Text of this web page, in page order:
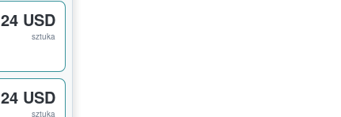
24 USD
sztuka
24 USD
sztuka